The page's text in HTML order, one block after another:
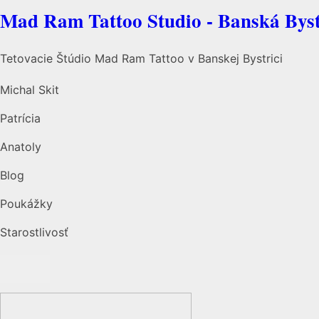
Mad Ram Tattoo Studio - Banská
Tetovacie Štúdio Mad Ram Tattoo v Banskej Bystrici
Michal Skit
Patrícia
Anatoly
Blog
Poukážky
Starostlivosť